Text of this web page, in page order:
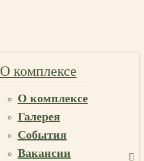
О комплексе
О комплексе
Галерея
События
Вакансии